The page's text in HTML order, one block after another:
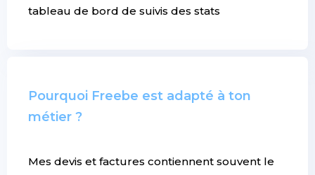
tableau de bord de suivis des stats
Pourquoi Freebe est adapté à ton
métier ?
Mes devis et factures contiennent souvent le